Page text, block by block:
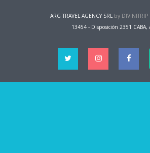
ARG TRAVEL AGENCY SRLby DIVINITRIP
13454 - Disposición 2351 CABA,